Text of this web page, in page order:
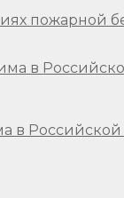
пожарной
в